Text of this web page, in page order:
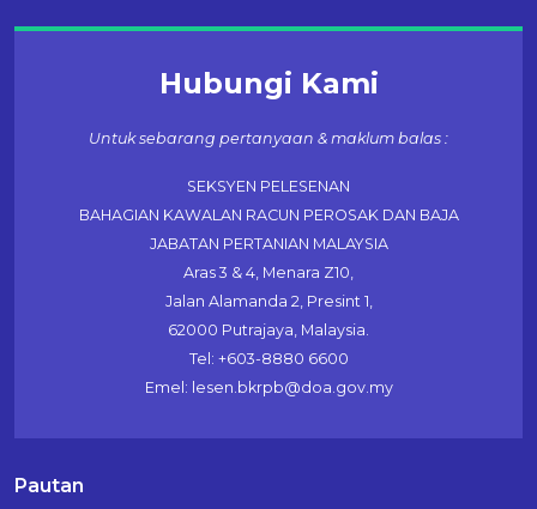
Hubungi Kami
Untuk sebarang pertanyaan & maklum balas :
SEKSYEN PELESENAN
BAHAGIAN KAWALAN RACUN PEROSAK DAN BAJA
JABATAN PERTANIAN MALAYSIA
Aras 3 & 4, Menara Z10,
Jalan Alamanda 2, Presint 1,
62000 Putrajaya, Malaysia.
Tel: +603-8880 6600
Emel: lesen.bkrpb@doa.gov.my
Pautan